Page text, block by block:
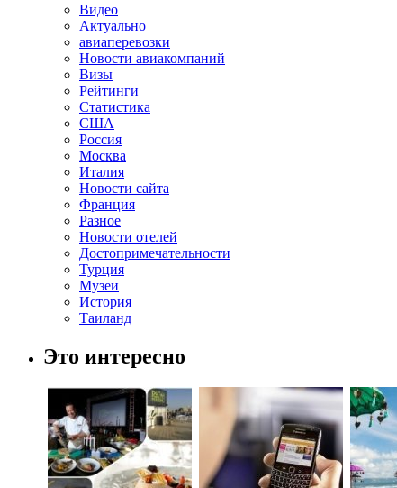
Видео
Актуально
авиаперевозки
Новости авиакомпаний
Визы
Рейтинги
Статистика
США
Россия
Москва
Италия
Новости сайта
Франция
Разное
Новости отелей
Достопримечательности
Турция
Музеи
История
Таиланд
Это интересно